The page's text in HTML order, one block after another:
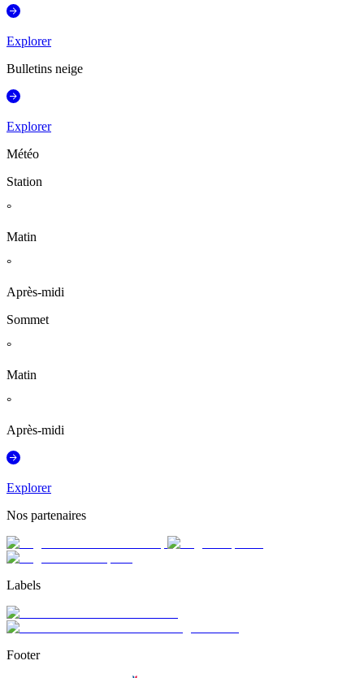
Explorer
Bulletins neige
Explorer
Météo
Station
°
Matin
°
Après-midi
Sommet
°
Matin
°
Après-midi
Explorer
Nos partenaires
Labels
Footer